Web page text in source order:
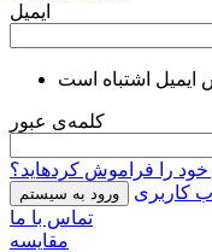
ایمیل
ایمیل اشتباه است
کلمه‌ی عبور
را فراموش کردهاید؟
ورود به سیستم
کاربری
تماس با ما
مقایسه